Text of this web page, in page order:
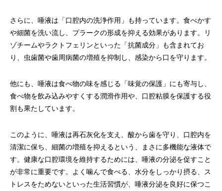
さらに、唾液は「口腔内の洗浄作用」も持っています。食べかす
や細菌を洗い流し、プラークの形成を抑える効果があります。リ
ゾチームやラクトフェリンといった「抗菌成分」も含まれてお
り、虫歯菌や歯周病菌の増殖を抑制し、感染から口を守ります。
他にも、唾液は食べ物の味を感じる「味覚の保護」にも寄与し、
食べ物を飲み込みやすくする潤滑作用や、口腔粘膜を保護する役
割も果たしています。
このように、唾液は再石灰化を支え、酸から歯を守り、口腔内を
清潔に保ち、細菌の増殖を抑えるという、まさに多機能な液体で
す。健康な口腔環境を維持するためには、唾液の分泌を促すこと
が非常に重要です。よく噛んで食べる、水分をしっかり摂る、ス
トレスをためないといった生活習慣が、唾液分泌を良好に保つこ